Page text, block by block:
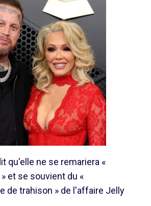
qu'elle ne se remariera «
et se souvient du «
de trahison » de l'affaire Jelly